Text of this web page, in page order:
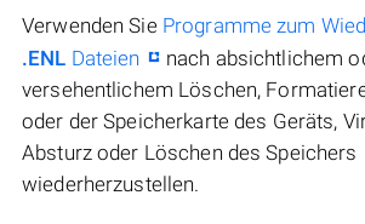
Verwenden Sie Programme zum
.ENL Dateien
nach absichtlichem
versehentlichem Löschen,
oder der Speicherkarte des Geräts,
Absturz oder Löschen des Speichers
wiederherzustellen.